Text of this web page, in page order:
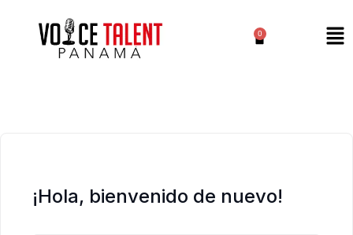
0
¡Hola, bienvenido de nuevo!